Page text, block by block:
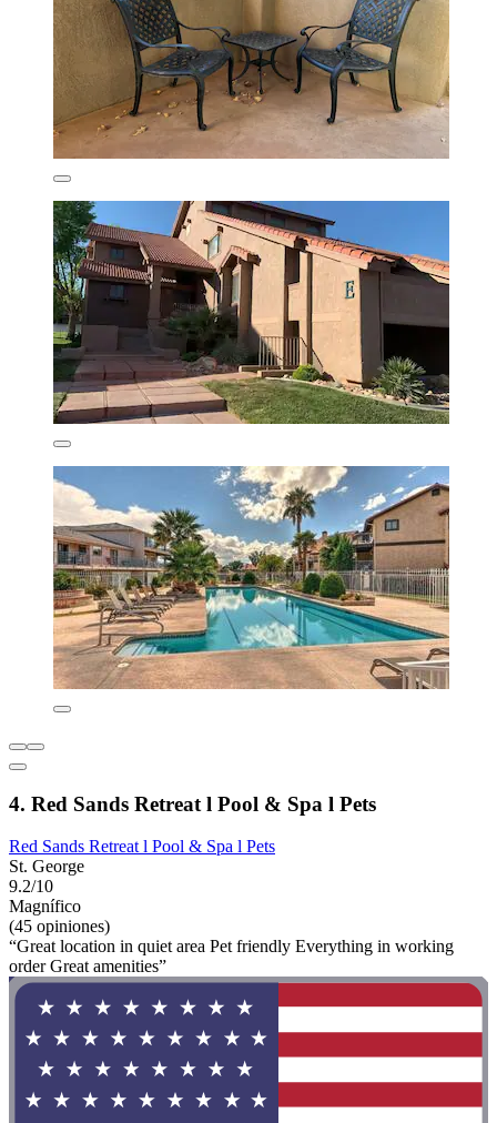
4. Red Sands Retreat l Pool & Spa l Pets
Red Sands Retreat l Pool & Spa l Pets
St. George
9.2/10
Magnífico
(45 opiniones)
“Great location in quiet area Pet friendly Everything in working
order Great amenities”